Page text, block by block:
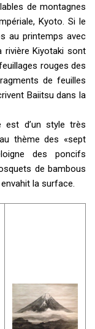
de montagnes
Kyoto. Si le
au printemps avec
rivière Kiyotaki sont
rouges des
de feuilles
Baiitsu dans la
est d’un style très
thème des «sept
des poncifs
de bambous
la surface.